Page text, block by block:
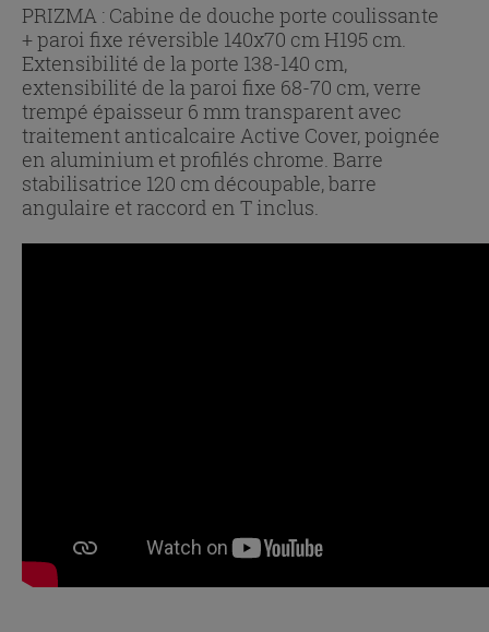
PRIZMA : Cabine de douche porte coulissante
+ paroi fixe réversible 140x70 cm H195 cm.
Extensibilité de la porte 138-140 cm,
extensibilité de la paroi fixe 68-70 cm, verre
trempé épaisseur 6 mm transparent avec
traitement anticalcaire Active Cover, poignée
en aluminium et profilés chrome. Barre
stabilisatrice 120 cm découpable, barre
angulaire et raccord en T inclus.